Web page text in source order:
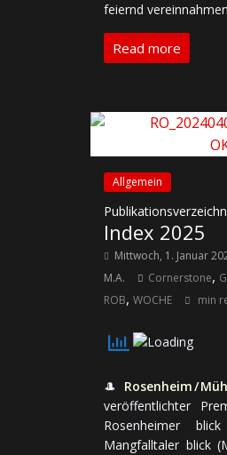
feiernd
Read more
Allgemein
Index 2025
Mittwoch, 1. Januar
M.A.
Cornerstone,
ROB, WOCHE min
🎩 Rosenheim /
veröffentlichter
Rosenheimer
Mangfalltaler blick